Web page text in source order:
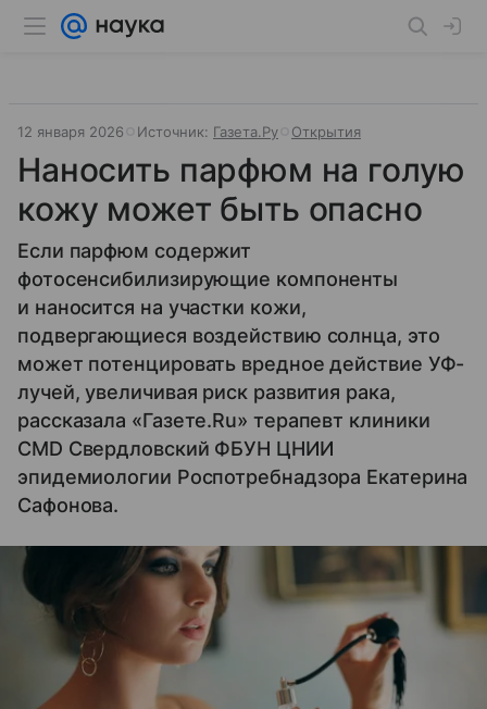
12 января 2026 Источник: Газета.Ру Открытия
Наносить парфюм на голую
кожу может быть опасно
Если парфюм содержит
фотосенсибилизирующие компоненты
и наносится на участки кожи,
подвергающиеся воздействию солнца, это
может потенцировать вредное действие УФ-
лучей, увеличивая риск развития рака,
рассказала «Газете.Ru» терапевт клиники
CMD Свердловский ФБУН ЦНИИ
эпидемиологии Роспотребнадзора Екатерина
Сафонова.